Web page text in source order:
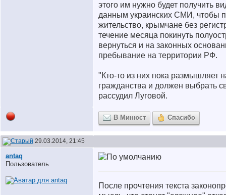
этого им нужно будет получить
данным украинских СМИ, чтобы
жительство, крымчане без
течение месяца покинуть
вернуться и на законных
пребывание на территории РФ.
"Кто-то из них пока размышляет
гражданства и должен выбрать
рассудил Луговой.
В Минюст Спасибо
29.03.2014, 21:45
antaq
Пользователь
После прочтения текста